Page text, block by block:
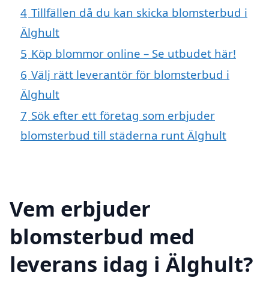
4 Tillfällen då du kan skicka blomsterbud i
Älghult
5 Köp blommor online – Se utbudet här!
6 Välj rätt leverantör för blomsterbud i
Älghult
7 Sök efter ett företag som erbjuder
blomsterbud till städerna runt Älghult
Vem erbjuder
blomsterbud med
leverans idag i Älghult?